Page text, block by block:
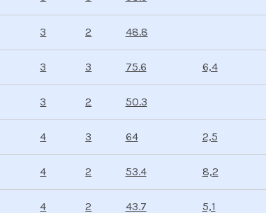
3 2 48.8
3 3 75.6 6,4
3 2 50.3
4 3 64 2,5
4 2 53.4 8,2
4 2 43.7 5,1